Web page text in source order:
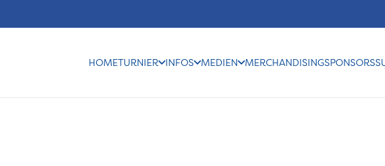
HOMETURNIER INFOS MEDIEN MERCHANDISINGSPONSORS